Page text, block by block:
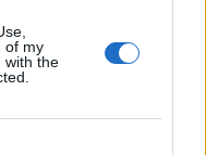
of my
with the
Insular de Gran
reduzcan a la mitad
la medida, por lo que
a la hora de
final será Wawa
Residente, 14